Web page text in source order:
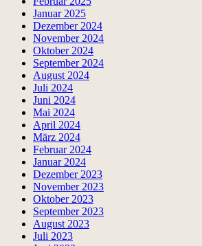
Januar 2025
Dezember 2024
November 2024
Oktober 2024
September 2024
August 2024
Juli 2024
Juni 2024
Mai 2024
April 2024
März 2024
Februar 2024
Januar 2024
Dezember 2023
November 2023
Oktober 2023
September 2023
August 2023
Juli 2023